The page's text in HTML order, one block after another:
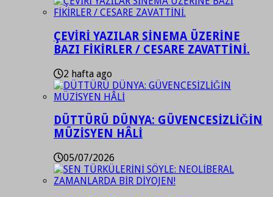
ÇEVİRİ YAZILAR SİNEMA ÜZERİNE
BAZI FİKİRLER / CESARE ZAVATTİNİ.
2 hafta ago
DÜTTÜRÜ DÜNYA: GÜVENCESİZLİĞİN
MÜZİSYEN HÂLİ
05/07/2026